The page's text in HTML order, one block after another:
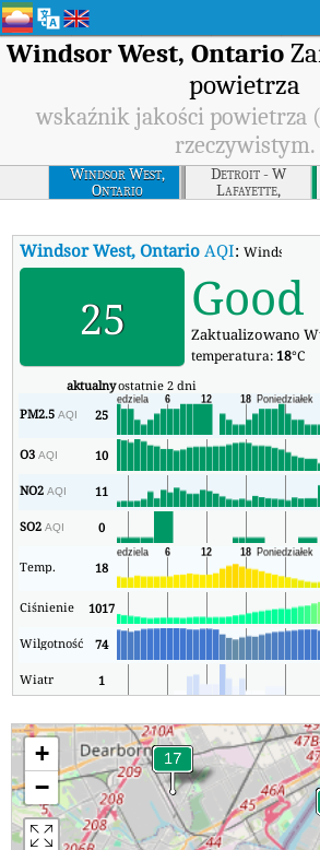
Windsor West, Ontario
powietrza
wskaźnik jakości powietrza
rzeczywistym.
Windsor West,
Ontario
Detroit - W
Lafayette,
Michigan
Windsor West, Ontario AQI:Windsor
25 Good
Zaktualizowano
temperatura: 18°C
aktualnyostatnie 2 dni
PM2.5AQI 25
O3AQI 10
NO2AQI 11
SO2AQI 0
Temp. 18
Ciśnienie 1017
Wilgotność 74
Wiatr 1
+
−